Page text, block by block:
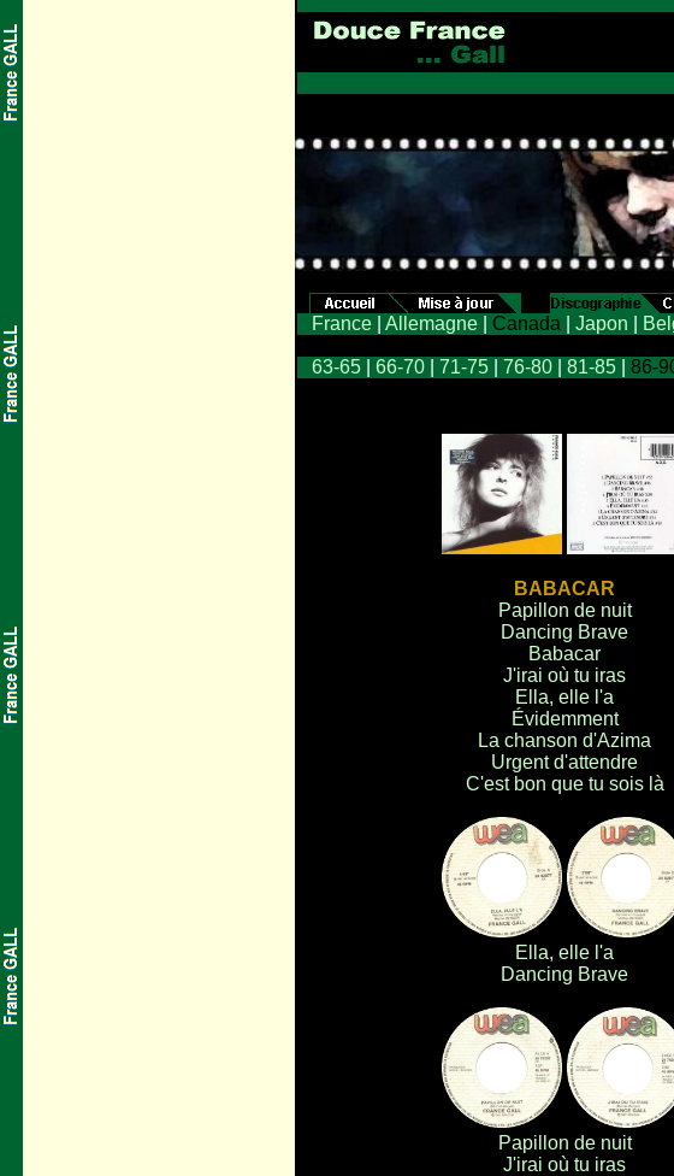
France Allemagne| Canada Japon
63-65 66-70| 71-75| 76-80| 81-85| 86-
BABACAR
Papillon de nuit
Dancing Brave
Babacar
J'irai où tu iras
Ella, elle l'a
Évidemment
La chanson d'Azima
Urgent d'attendre
C'est bon que tu sois là
Ella, elle l'a
Dancing Brave
Papillon de nuit
J'irai où tu iras